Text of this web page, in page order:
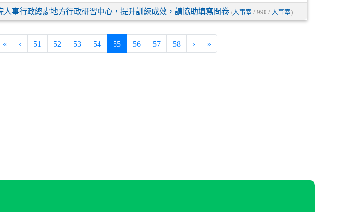
人事行政總處地方行政研習中心，提升訓練成效，請協助填寫問卷 (人事室 / 990 / 人事室)
« ‹ 51 52 53 54 55(current)
56 57 58 › »